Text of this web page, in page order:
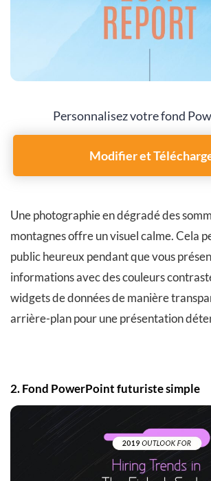
Personnalisez votre fond
Modifier et
Une photographie en dégradé des
montagnes offre un visuel calme. Cela
public heureux pendant que vous
informations avec des couleurs
widgets de données de manière
arrière-plan pour une présentation
2. Fond PowerPoint futuriste simple